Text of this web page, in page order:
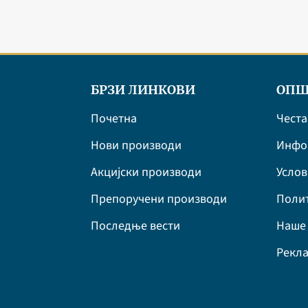
БРЗИ ЛИНКОВИ
Почетна
Нови производи
Акцијски производи
Препоручени производи
Последње вести
Наше